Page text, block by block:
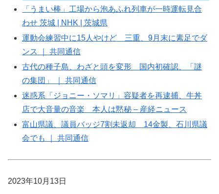
「うまい棒」工場から泡あふれ列車が一時運転見合
わせ 茨城 | NHK | 茨城県
運動会練習中に15人やけど 三重、9月末に素足でダ
ンス ｜ 共同通信
古代の種子島、わざと頭を変形 国内初確認、「謎
の集団」 ｜ 共同通信
迷惑系「ジョニー・ソマリ」容疑者を再逮捕、牛丼
店で大音量の音楽 本人は黙秘 – 産経ニュース
富山県議、議員バッジ7割未返却 14金製、石川県議
会でも ｜ 共同通信
2023年10月13日